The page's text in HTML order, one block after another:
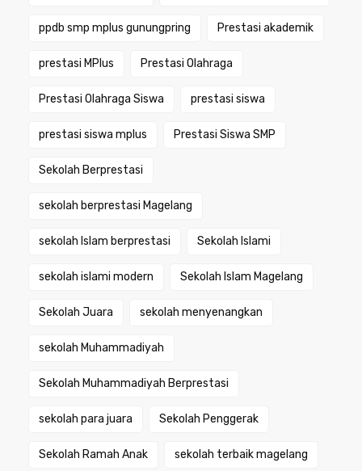
ppdb smp mplus gunungpring Prestasi akademik
prestasi MPlus Prestasi Olahraga
Prestasi Olahraga Siswa prestasi siswa
prestasi siswa mplus Prestasi Siswa SMP
Sekolah Berprestasi
sekolah berprestasi Magelang
sekolah Islam berprestasi Sekolah Islami
sekolah islami modern Sekolah Islam Magelang
Sekolah Juara sekolah menyenangkan
sekolah Muhammadiyah
Sekolah Muhammadiyah Berprestasi
sekolah para juara Sekolah Penggerak
Sekolah Ramah Anak sekolah terbaik magelang